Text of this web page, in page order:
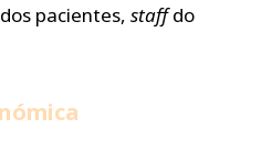
pacientes, staffdo